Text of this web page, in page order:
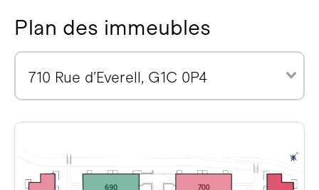
Plan des immeubles
710 Rue d’Everell, G1C 0P4